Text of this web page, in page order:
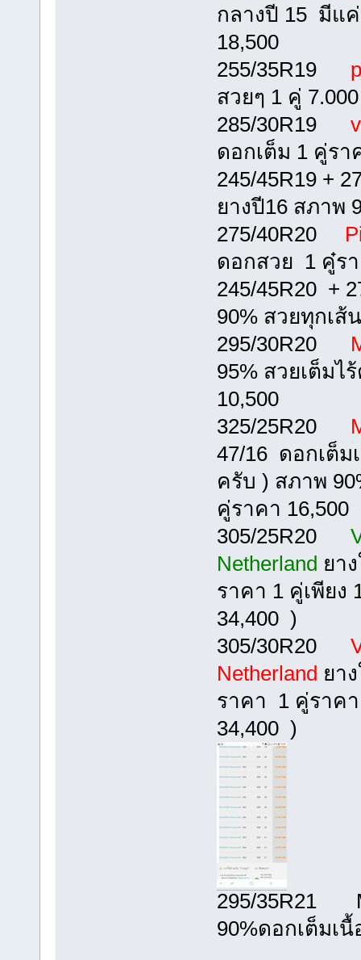
กลางปี 15 มีแ
18,500
255/35R19
สวยๆ 1 คู่ 7.000
285/30R19
ดอกเต็ม 1 คู่รา
245/45R19 +
ยางปี16 สภาพ
275/40R20
ดอกสวย 1 คู๋ร
245/45R20 +
90% สวยทุกเส้
295/30R20
95% สวยเต็ม
10,500
325/25R20
47/16 ดอกเต็
ครับ ) สภาพ
คู่ราคา 16,500
305/25R20
Netherland ยา
ราคา 1 คู่เพียง
34,400 )
305/30R20
Netherland ยา
ราคา 1 คู่ราค
34,400 )
295/35R21
90%ดอกเต็มเ